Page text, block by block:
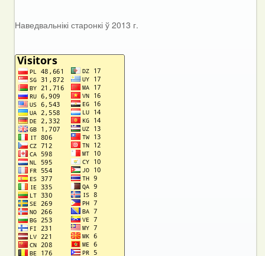
Наведвальнікі старонкі ў 2013 г.